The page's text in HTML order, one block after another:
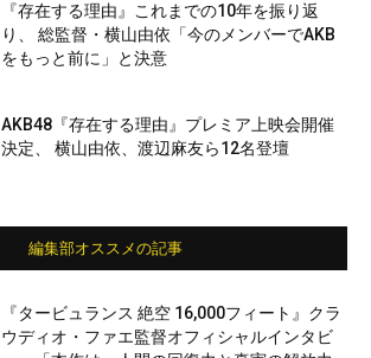
『存在する理由』これまでの10年を振り返
り、 総監督・横山由依「今のメンバーでAKB
をもっと前に」と決意
AKB48『存在する理由』プレミア上映会開催
決定、 横山由依、渡辺麻友ら12名登壇
編集部オススメの記事
『タービュランス 絶空 16,000フィート』クラ
ウディオ・ファエ監督オフィシャルインタビ